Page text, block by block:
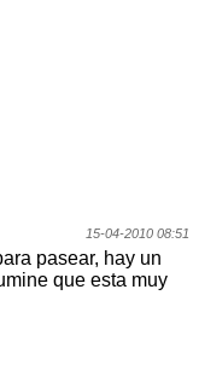
15-04-2010 08:51
pasear, hay un
que esta muy